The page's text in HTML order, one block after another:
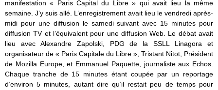
manifestation « Paris Capital du Libre » qui avait lieu la même
semaine. J’y suis allé. L’enregistrement avait lieu le vendredi après-
midi pour une diffusion le samedi suivant avec 15 minutes pour
diffusion TV et l’équivalent pour une diffusion Web. Le débat avait
lieu avec Alexandre Zapolski, PDG de la SSLL Linagora et
organisateur de « Paris Capitale du Libre », Tristant Nitot, Président
de Mozilla Europe, et Emmanuel Paquette, journaliste aux Echos.
Chaque tranche de 15 minutes étant coupée par un reportage
d’environ 5 minutes, autant dire qu’il restait peu de temps pour